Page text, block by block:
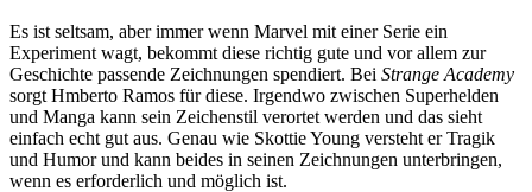
Es ist seltsam, aber immer wenn Marvel mit einer Serie ein
Experiment wagt, bekommt diese richtig gute und vor allem zur
Geschichte passende Zeichnungen spendiert. Bei Strange Academy
sorgt Hmberto Ramos für diese. Irgendwo zwischen Superhelden
und Manga kann sein Zeichenstil verortet werden und das sieht
einfach echt gut aus. Genau wie Skottie Young versteht er Tragik
und Humor und kann beides in seinen Zeichnungen unterbringen,
wenn es erforderlich und möglich ist.